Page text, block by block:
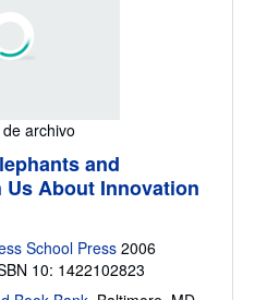
archivo
and
Us About Innovation
School Press 2006
10: 1422102823